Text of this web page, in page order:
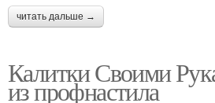
читать дальше →
Калитки Своими
из профнастила